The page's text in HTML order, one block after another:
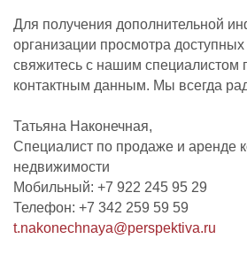
Для получения дополнительной
организации просмотра
свяжитесь с нашим специалистом
контактным данным. Мы всегда
Татьяна Наконечная,
Специалист по продаже и аренде
недвижимости
Мобильный: +7 922 245 95 29
Телефон: +7 342 259 59 59
t.nakonechnaya@perspektiva.ru